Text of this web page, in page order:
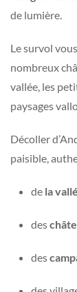
de lumière.
Le survol
nombreux
vallée, les
paysages
Décoller
paisible,
de la
des
des